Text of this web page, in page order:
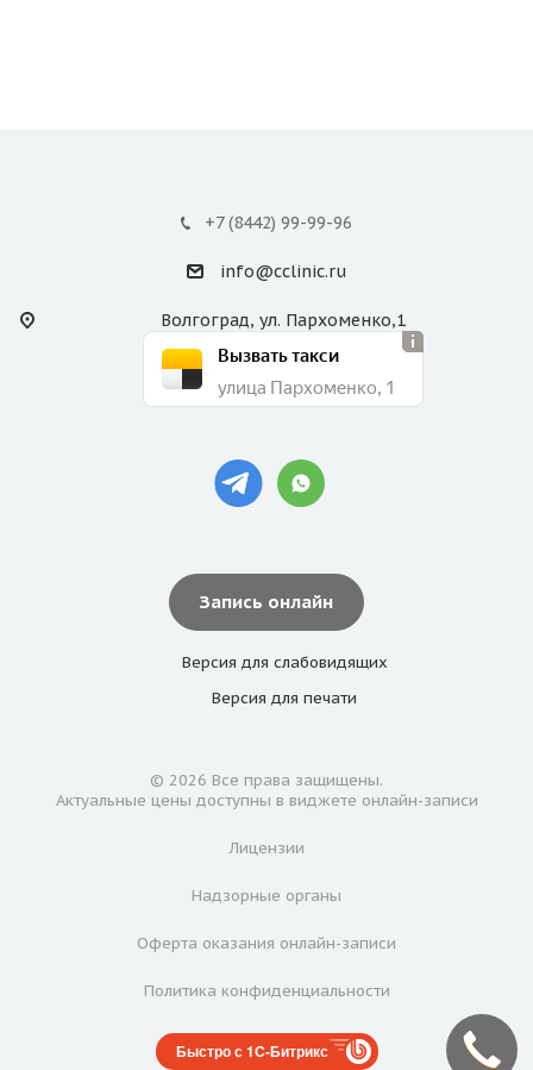
+7 (8442) 99-99-96
info@cclinic.ru
Волгоград, ул. Пархоменко,1
Вызвать такси
улица Пархоменко, 1
Запись онлайн
Версия для слабовидящих
Версия для печати
© 2026 Все права защищены.
Актуальные цены доступны в виджете онлайн-записи
Лицензии
Надзорные органы
Оферта оказания онлайн-записи
Политика конфиденциальности
Быстро с 1С-Битрикс